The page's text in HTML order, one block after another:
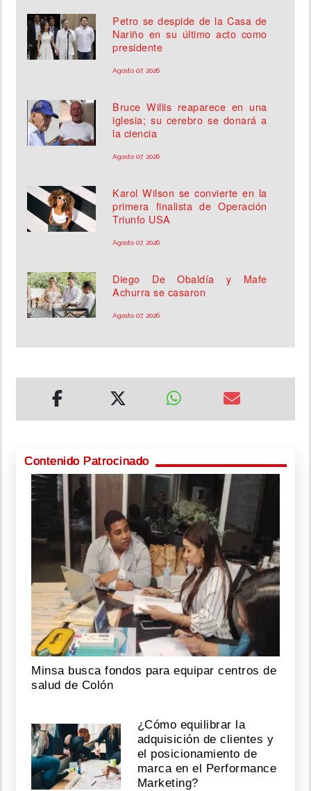
Petro se despide de la Casa de
Nariño en su último acto como
presidente
Agosto 07, 2026
Bruce Willis reaparece en una
iglesia; su cerebro se donará a
la ciencia
Agosto 07, 2026
Karol Wilson se convierte en la
primera finalista de Operación
Triunfo USA
Agosto 07, 2026
Diego De Obaldía y Mafe
Achurra se casaron
Agosto 07, 2026
Contenido Patrocinado
Minsa busca fondos para equipar centros de
salud de Colón
¿Cómo equilibrar la
adquisición de clientes y
el posicionamiento de
marca en el Performance
Marketing?